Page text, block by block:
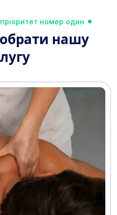
номер один
нашу